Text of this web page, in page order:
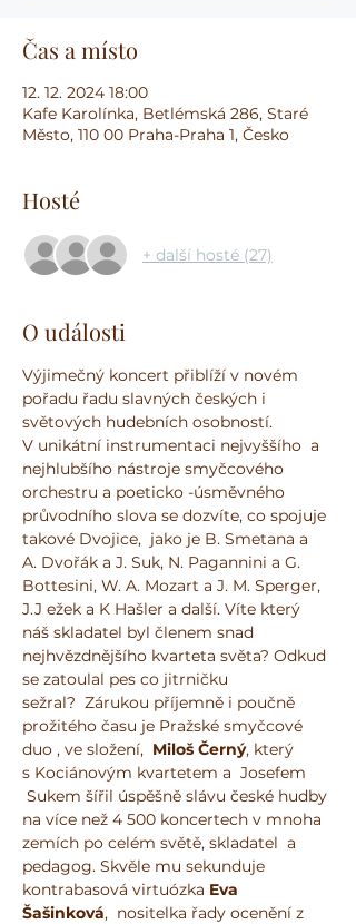
Čas a místo
12. 12. 2024 18:00
Kafe Karolínka, Betlémská 286, Staré
Město, 110 00 Praha-Praha 1, Česko
Hosté
+ další hosté (27)
O události
Výjimečný koncert přiblíží v novém
pořadu řadu slavných českých i
světových hudebních osobností.
V unikátní instrumentaci nejvyššího  a
nejhlubšího nástroje smyčcového
orchestru a poeticko -úsměvného
průvodního slova se dozvíte, co spojuje
takové Dvojice,  jako je B. Smetana a
A. Dvořák a J. Suk, N. Pagannini a G.
Bottesini, W. A. Mozart a J. M. Sperger,
J.J ežek a K Hašler a další. Víte který
náš skladatel byl členem snad
nejhvězdnějšího kvarteta světa? Odkud
se zatoulal pes co jitrničku
sežral? Zárukou příjemně i poučně
prožitého času je Pražské smyčcové
duo , ve složení, Miloš Černý, který
s Kociánovým kvartetem a  Josefem
Sukem šířil úspěšně slávu české hudby
na více než 4 500 koncertech v mnoha
zemích po celém světě, skladatel  a
pedagog. Skvěle mu sekunduje
kontrabasová virtuózka Eva
Šašinková,  nositelka řady ocenění z